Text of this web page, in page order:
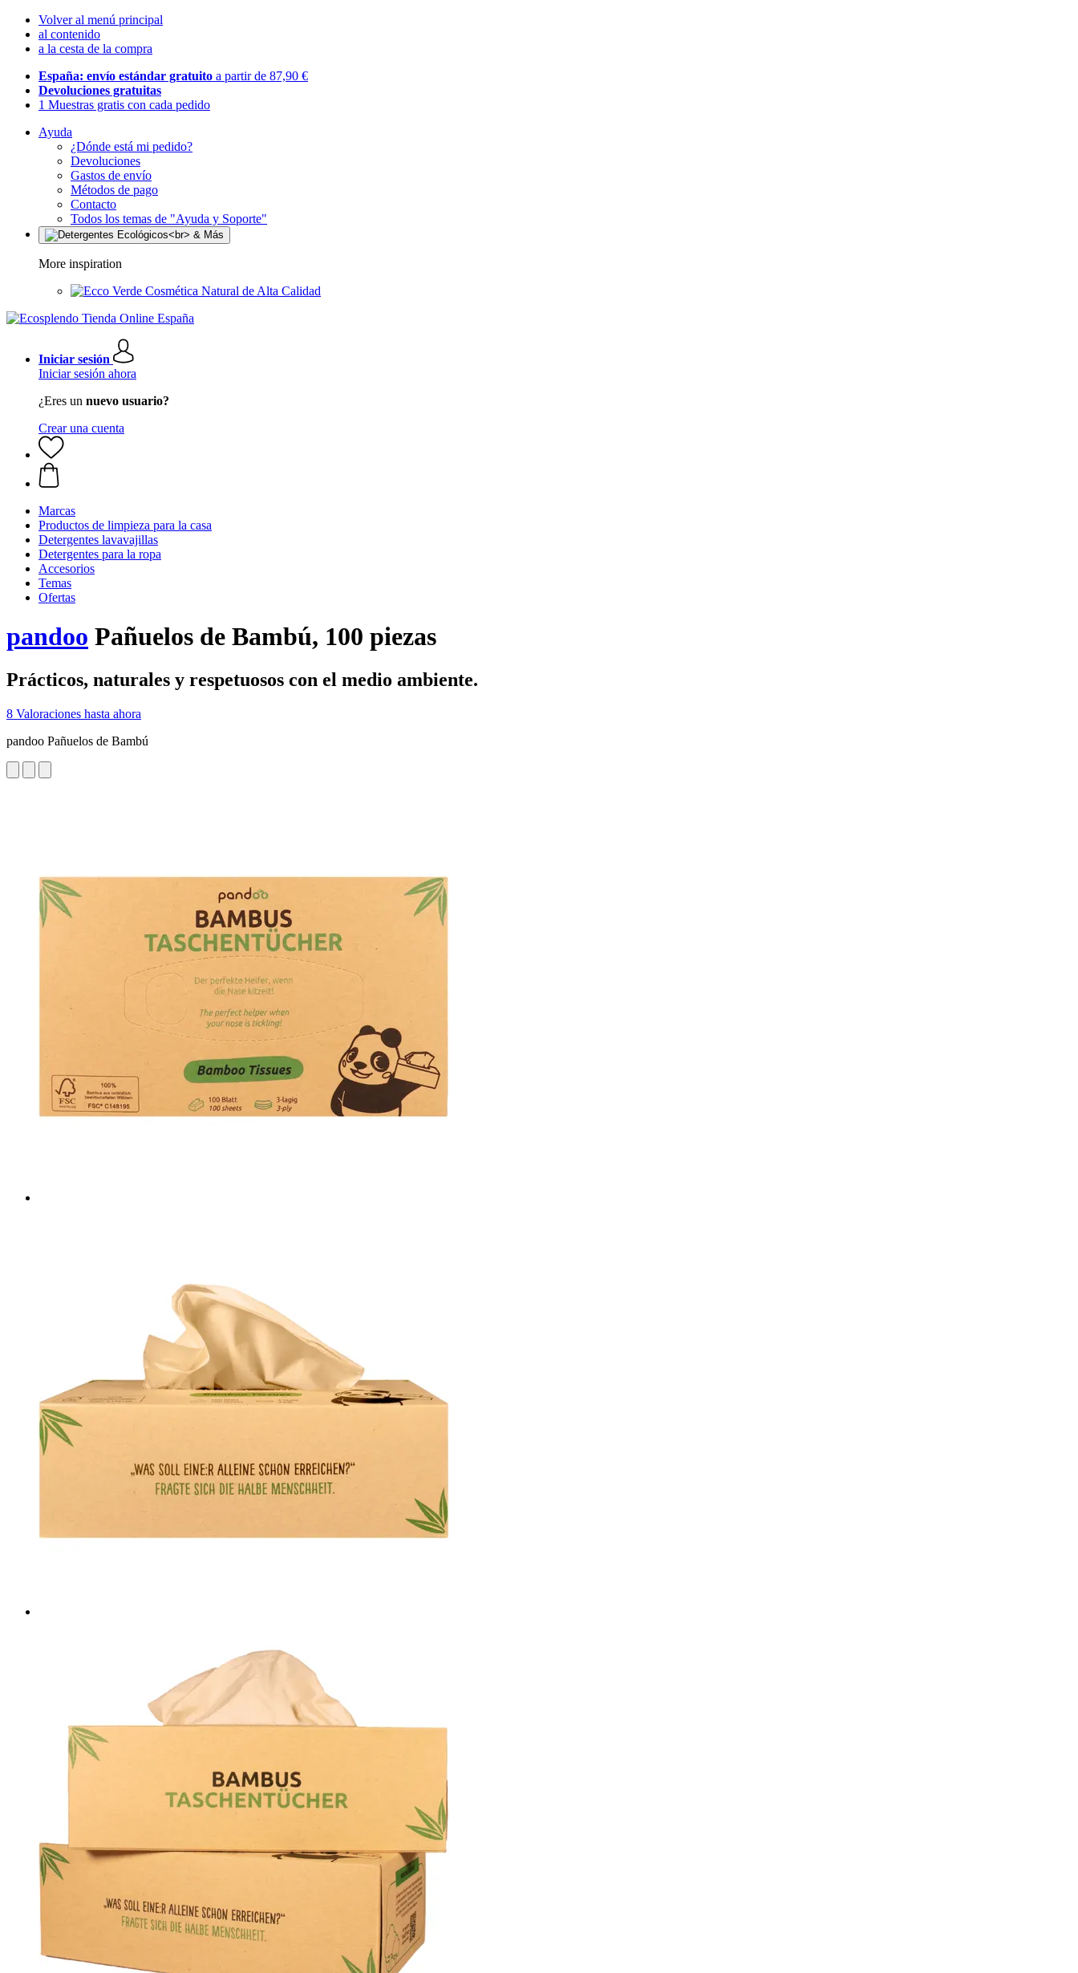
Volver al menú principal
al contenido
a la cesta de la compra
España: envío estándar gratuito a partir de 87,90 €
Devoluciones gratuitas
1 Muestras gratis con cada pedido
Ayuda
¿Dónde está mi pedido?
Devoluciones
Gastos de envío
Métodos de pago
Contacto
Todos los temas de "Ayuda y Soporte"
More inspiration
Cosmética Natural de Alta Calidad
Iniciar sesión
Iniciar sesión ahora
¿Eres un nuevo usuario?
Crear una cuenta
Marcas
Productos de limpieza para la casa
Detergentes lavavajillas
Detergentes para la ropa
Accesorios
Temas
Ofertas
pandoo Pañuelos de Bambú, 100 piezas
Prácticos, naturales y respetuosos con el medio ambiente.
8 Valoraciones hasta ahora
pandoo Pañuelos de Bambú